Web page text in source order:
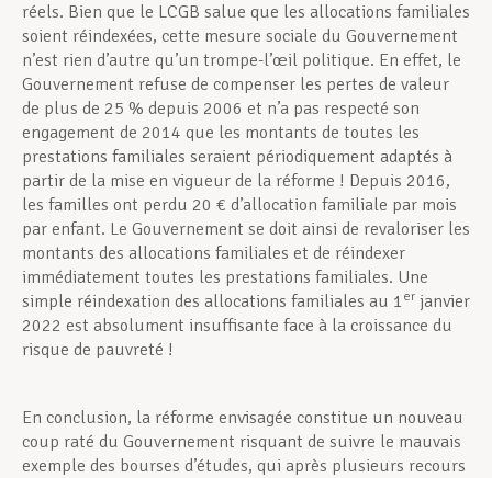
réels. Bien que le LCGB salue que les allocations familiales
soient réindexées, cette mesure sociale du Gouvernement
n’est rien d’autre qu’un trompe-l’œil politique. En effet, le
Gouvernement refuse de compenser les pertes de valeur
de plus de 25 % depuis 2006 et n’a pas respecté son
engagement de 2014 que les montants de toutes les
prestations familiales seraient périodiquement adaptés à
partir de la mise en vigueur de la réforme ! Depuis 2016,
les familles ont perdu 20 € d’allocation familiale par mois
par enfant. Le Gouvernement se doit ainsi de revaloriser les
montants des allocations familiales et de réindexer
immédiatement toutes les prestations familiales. Une
simple réindexation des allocations familiales au 1 er janvier
2022 est absolument insuffisante face à la croissance du
risque de pauvreté !
En conclusion, la réforme envisagée constitue un nouveau
coup raté du Gouvernement risquant de suivre le mauvais
exemple des bourses d’études, qui après plusieurs recours